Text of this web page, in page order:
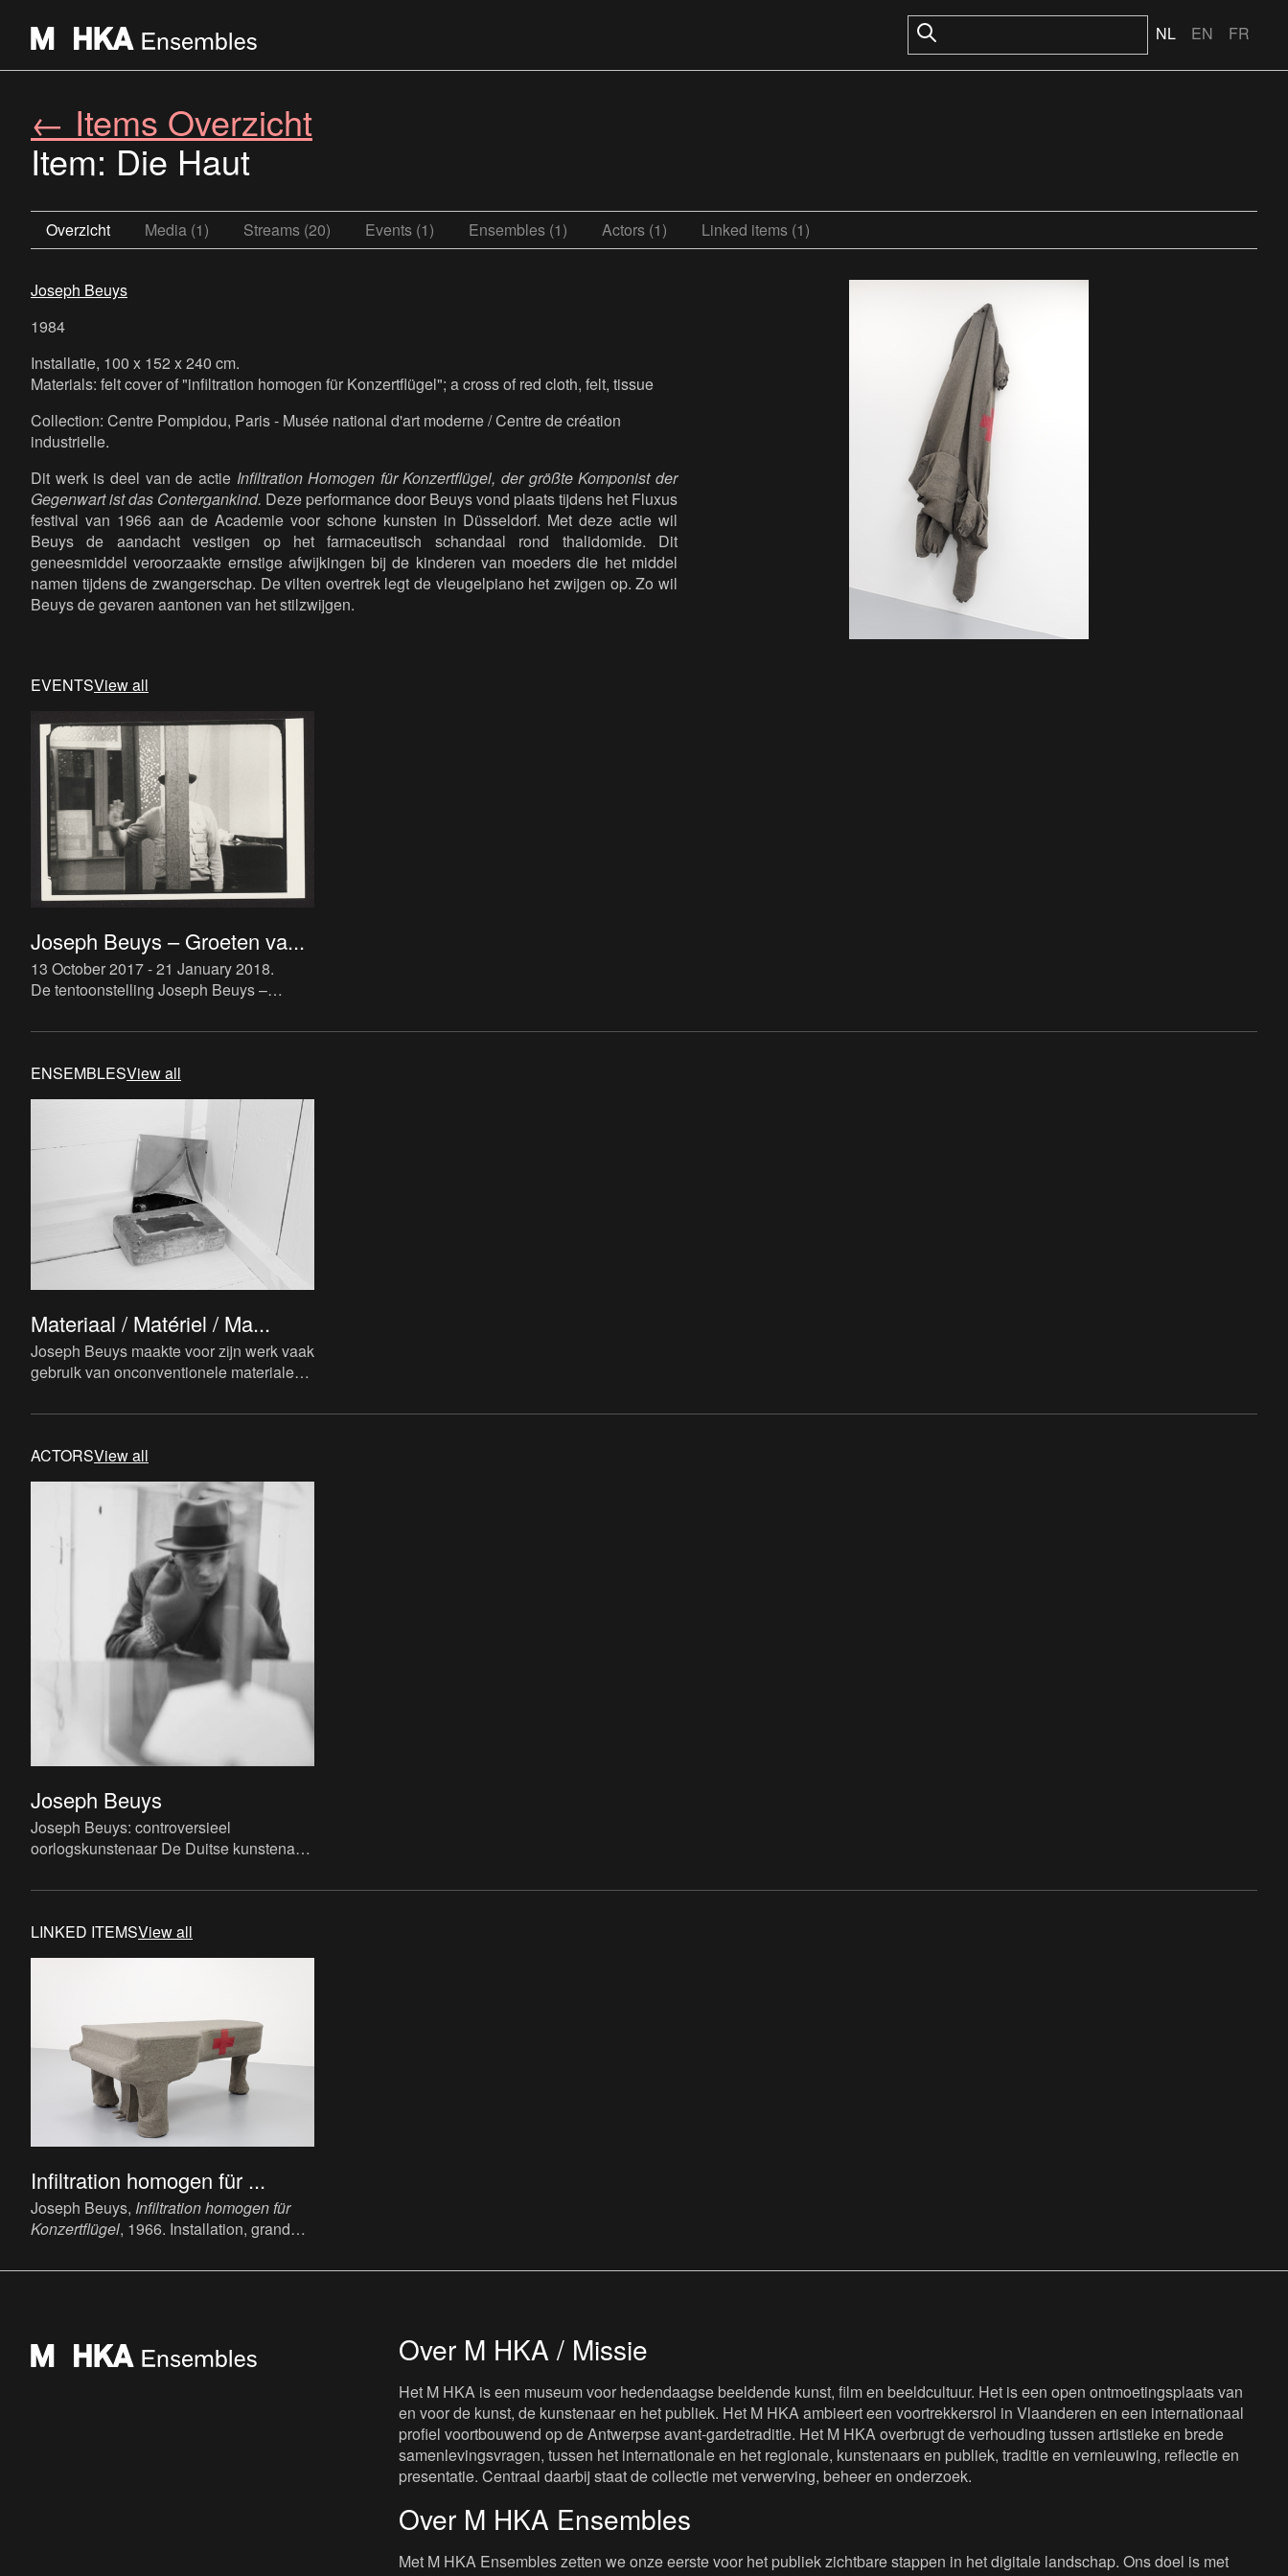
NL EN FR
← Items Overzicht
Item: Die Haut
Overzicht Media (1) Streams (20) Events (1) Ensembles (1) Actors (1) Linked items (1)
Joseph Beuys
1984
Installatie, 100 x 152 x 240 cm.
Materials: felt cover of "infiltration homogen für Konzertflügel"; a cross of red cloth, felt, tissue
Collection: Centre Pompidou, Paris - Musée national d'art moderne / Centre de création
industrielle.
Dit werk is deel van de actie Infiltration Homogen für Konzertflügel, der größte Komponist der
Gegenwart ist das Contergankind. Deze performance door Beuys vond plaats tijdens het Fluxus
festival van 1966 aan de Academie voor schone kunsten in Düsseldorf. Met deze actie wil
Beuys de aandacht vestigen op het farmaceutisch schandaal rond thalidomide. Dit
geneesmiddel veroorzaakte ernstige afwijkingen bij de kinderen van moeders die het middel
namen tijdens de zwangerschap. De vilten overtrek legt de vleugelpiano het zwijgen op. Zo wil
Beuys de gevaren aantonen van het stilzwijgen.
EVENTSView all
Joseph Beuys – Groeten va...
13 October 2017 - 21 January 2018.
De tentoonstelling Joseph Beuys –
zowel de activiteiten van Beuys in
ENSEMBLESView all
Materiaal / Matériel / Ma...
Joseph Beuys maakte voor zijn werk vaak
gebruik van onconventionele materialen.
zijn opgebouwd uit co
ACTORSView all
Joseph Beuys
Joseph Beuys: controversieel
oorlogskunstenaar De Duitse kunstenaar
bijzonder muzikaal getalentee
LINKED ITEMSView all
Infiltration homogen für ...
Joseph Beuys, Infiltration homogen für
Konzertflügel, 1966. Installation, grand
152 x 240 cm.
Over M HKA / Missie
Het M HKA is een museum voor hedendaagse beeldende kunst, film en beeldcultuur. Het is een open ontmoetingsplaats van
en voor de kunst, de kunstenaar en het publiek. Het M HKA ambieert een voortrekkersrol in Vlaanderen en een internationaal
profiel voortbouwend op de Antwerpse avant-gardetraditie. Het M HKA overbrugt de verhouding tussen artistieke en brede
samenlevingsvragen, tussen het internationale en het regionale, kunstenaars en publiek, traditie en vernieuwing, reflectie en
presentatie. Centraal daarbij staat de collectie met verwerving, beheer en onderzoek.
Over M HKA Ensembles
Met M HKA Ensembles zetten we onze eerste voor het publiek zichtbare stappen in het digitale landschap. Ons doel is met